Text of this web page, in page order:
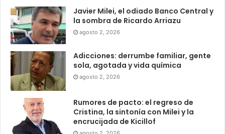
Javier Milei, el odiado Banco Central y
la sombra de Ricardo Arriazu
agosto 2, 2026
Adicciones: derrumbe familiar, gente
sola, agotada y vida química
agosto 2, 2026
Rumores de pacto: el regreso de
Cristina, la sintonía con Milei y la
encrucijada de Kicillof